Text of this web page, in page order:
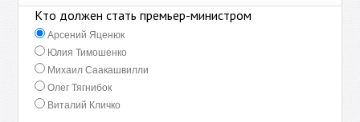
Кто должен стать премьер-министром
Арсений Яценюк
Юлия Тимошенко
Михаил Саакашвилли
Олег Тягнибок
Виталий Кличко